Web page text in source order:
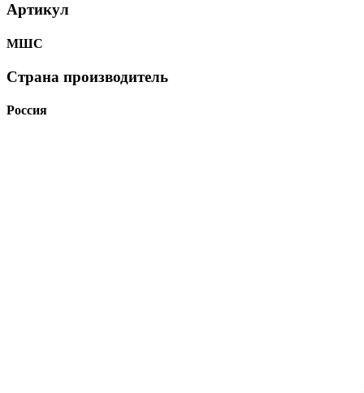
Артикул
МШС
Страна производитель
Россия